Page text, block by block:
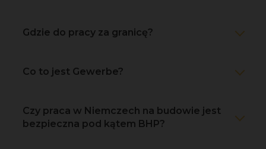
Gdzie do pracy za granicę?
Co to jest Gewerbe?
Czy praca w Niemczech na budowie jest
bezpieczna pod kątem BHP?